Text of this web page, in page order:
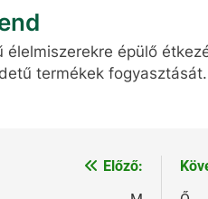
élelmiszerekre épülő
termékek fogyasztását.
Előző: